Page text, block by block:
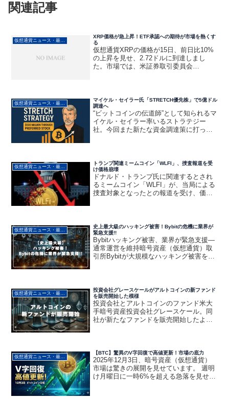
関連記事
XRP価格が急上昇！ETF承認への期待が市場を熱くす
る
仮想通貨XRPの価格が15日、前日比10%
の上昇を見せ、2.72ドルに到達しまし
た。市場では、米証券取引委員会
XRP現物E...
仮想通貨ニュース・最新動向
マイケル・セイラー氏「STRETCH優先株」で5億ドル
調達へ
“ビットコインの伝道師”として知られるマ
イケル・セイラー率いるストラテジー
社。今回また新たな資金調達策に打って
きは、単なる資金集めだ...
仮想通貨ニュース・最新動向
トランプ関連ミームコイン「WLFI」、捜査報道を受
け価格崩壊
ドナルド・トランプ氏に関連するとされ
るミームコイン「WLFI」が、当局による
捜査対象となったとの報道を受け、価格
史上最大級のハッキング被害！Bybitの危機に業界が
緊急支援!!
Bybitハッキング被害、業界が緊急支援—
通常運営を維持暗号資産（仮想通貨）取
引所Bybitが大規模なハッキング被害を受
ンスは50...
投資会社グレースケールがアルトコインの新ファンド
を販売開始した模様
投資会社とアルトコインのファンド米大
手暗号資産投資会社グレースケール。同
社が新たなファンドを販売開始したよう
クンなど詳細につい...
【BTC】驚異のV字回復で高値更新！市場の底力
2025年12月3日、暗号資産（仮想通貨）
市場は驚きの展開を見せています。 週明
け月曜日に一時6%を超える急落を見せた